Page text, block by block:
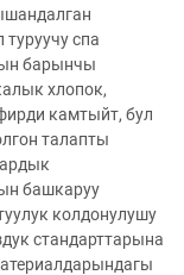
спа
барынчы
хлопок,
камтыйт, бул
талапты
башкаруу
колдонулушу
стандарттарына